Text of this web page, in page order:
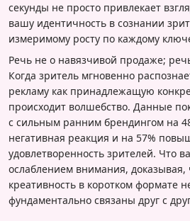
секунды не просто привлекает
вашу идентичность в сознании
измеримому росту по каждому
Речь не о навязчивой продаже;
Когда зритель мгновенно
рекламу как принадлежащую
происходит волшебство. Данные
с сильным ранним брендингом на
негативная реакция и на 57%
удовлетворенность зрителей. Что
ослаблением внимания, доказывая,
креативность в коротком формате
фундаментально связаны друг с